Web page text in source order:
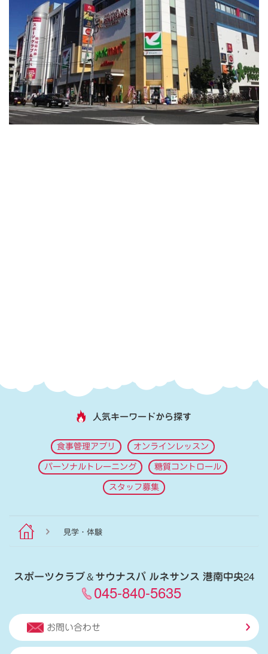
人気キーワードから探す
食事管理アプリ オンラインレッスン
パーソナルトレーニング 糖質コントロール
スタッフ募集
見学・体験
スポーツクラブ＆サウナスパ ルネサンス 港南中央24
045-840-5635
お問い合わせ